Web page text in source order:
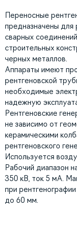
Переносные
предназначены для
сварных
строительных
черных металлов.
Аппараты имеют
рентгеновской
необходимые
надежную
Рентгеновские
не зависимо от
керамическими
рентгеновского
Используется
Рабочий диапазон
350 кВ, ток 5 мА.
при
до 60 мм.